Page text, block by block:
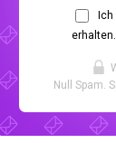
erhalten.
Null Spam.